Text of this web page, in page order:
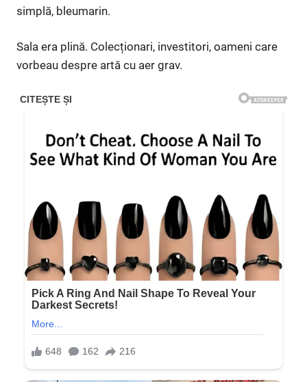
simplă, bleumarin.
Sala era plină. Colecționari, investitori, oameni care
vorbeau despre artă cu aer grav.